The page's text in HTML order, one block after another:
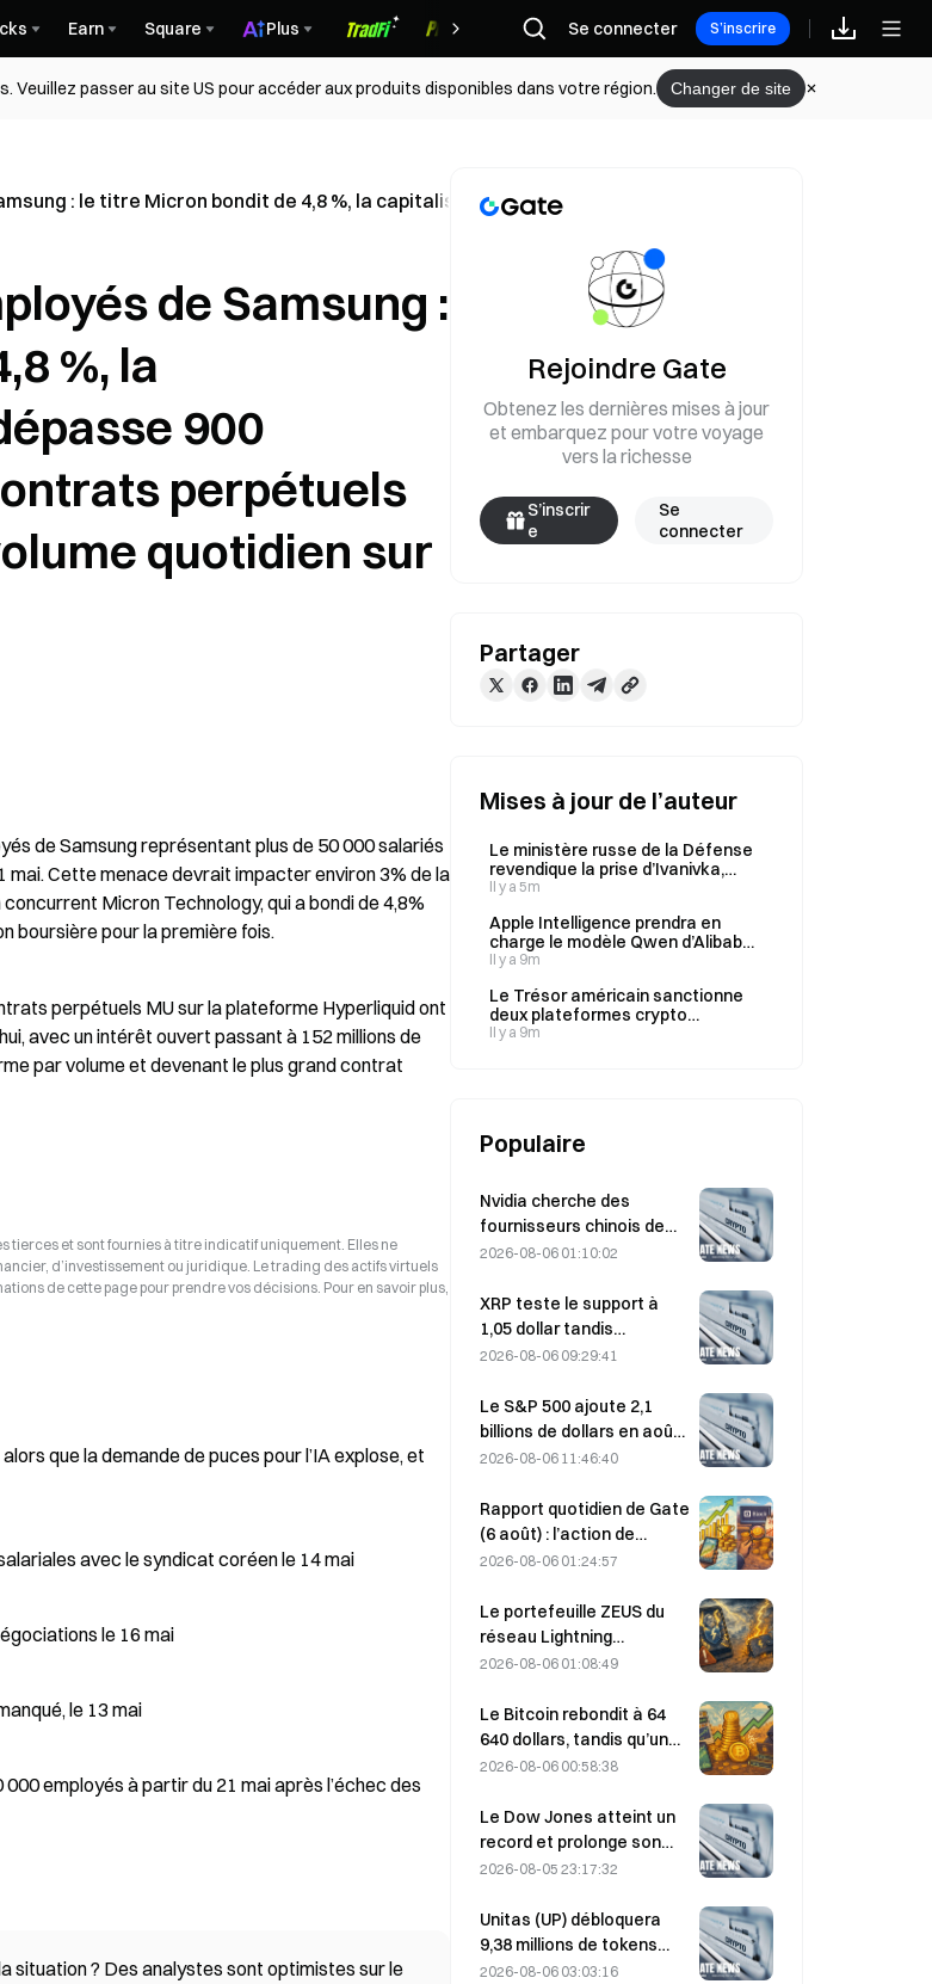
Earn Square Plus Récompenses
Se connecter S’inscrire
Veuillez passer au site US pour accéder aux produits disponibles dans votre région. Changer de site
: le titre Micron bondit de 4,8 %, la capitalisation boursière dépasse 900 milliards de dollars ;
de Samsung :
%, la
900
perpétuels
quotidien sur
de Samsung représentant plus de 50 000 salariés
mai. Cette menace devrait impacter environ 3% de la
Micron Technology, qui a bondi de 4,8%
boursière pour la première fois.
perpétuels MU sur la plateforme Hyperliquid ont
avec un intérêt ouvert passant à 152 millions de
par volume et devenant le plus grand contrat
tierces et sont fournies à titre indicatif uniquement. Elles ne
d’investissement ou juridique. Le trading des actifs virtuels
de cette page pour prendre vos décisions. Pour en savoir plus,
que la demande de puces pour l’IA explose, et
avec le syndicat coréen le 14 mai
le 16 mai
le 13 mai
employés à partir du 21 mai après l’échec des
situation ? Des analystes sont optimistes sur le
Rejoindre Gate
Obtenez les dernières mises à jour
et embarquez pour votre voyage
vers la richesse
S’inscrir
e
Se
connecter
Partager
Mises à jour de l’auteur
Le ministère russe de la Défense
revendique la prise d’Ivanivka,
dans la région ukrainienne de
Il y a 5m
Apple Intelligence prendra en
charge le modèle Qwen d’Alibaba
le 8 août
Il y a 9m
Le Trésor américain sanctionne
deux plateformes crypto
iraniennes, Shelbit et Aban Tether,
Il y a 9m
Populaire
Nvidia cherche des
fournisseurs chinois de
stations de base IA pour
6G
2026-08-06 01:10:02
XRP teste le support à
1,05 dollar tandis
qu’Ethereum se maintient
contexte de faible volume
2026-08-06 09:29:41
Le S&P 500 ajoute 2,1
billions de dollars en août,
en hausse de 3,12 %,
gagne que 2 %.
2026-08-06 11:46:40
Rapport quotidien de Gate
(6 août) : l’action de
préférence STRC de
fortement ; Block relève
ses prévisions de
résultats pour l’ensemble
2026-08-06 01:24:57
Le portefeuille ZEUS du
réseau Lightning
temporairement mis hors
l’équipe affirme que les
fonds des utilisateurs
n’ont pas été perdus
2026-08-06 01:08:49
Le Bitcoin rebondit à 64
640 dollars, tandis qu’une
vulnérabilité de Coldcard
portefeuilles actifs à son
plus haut niveau en trois
mois
2026-08-06 00:58:38
Le Dow Jones atteint un
record et prolonge son
rallye de cinq jours durant
investissements dans l’IA
stimulent les gains
2026-08-05 23:17:32
Unitas (UP) débloquera
9,38 millions de tokens
d’une valeur de 3,18
2026-08-06 03:03:16